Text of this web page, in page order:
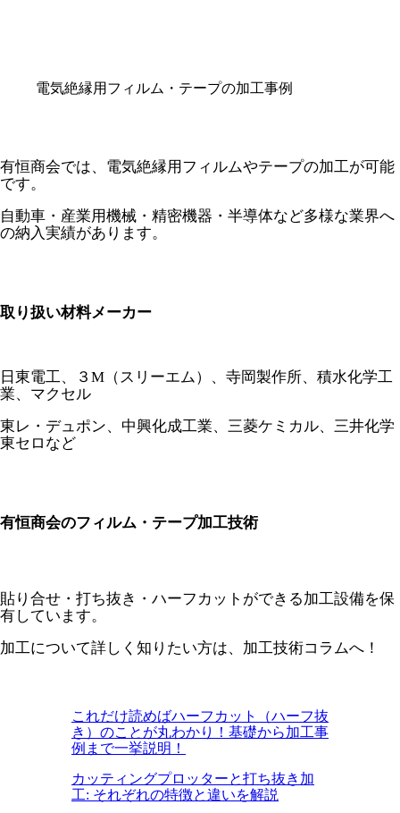
電気絶縁用フィルム・テープの加工事例
有恒商会では、電気絶縁用フィルムやテープの加工が可能
です。
自動車・産業用機械・精密機器・半導体など多様な業界へ
の納入実績があります。
取り扱い材料メーカー
日東電工、３M（スリーエム）、寺岡製作所、積水化学工
業、マクセル
東レ・デュポン、中興化成工業、三菱ケミカル、三井化学
東セロなど
有恒商会のフィルム・テープ加工技術
貼り合せ・打ち抜き・ハーフカットができる加工設備を保
有しています。
加工について詳しく知りたい方は、加工技術コラムへ！
これだけ読めばハーフカット（ハーフ抜
き）のことが丸わかり！基礎から加工事
例まで一挙説明！
カッティングプロッターと打ち抜き加
工: それぞれの特徴と違いを解説